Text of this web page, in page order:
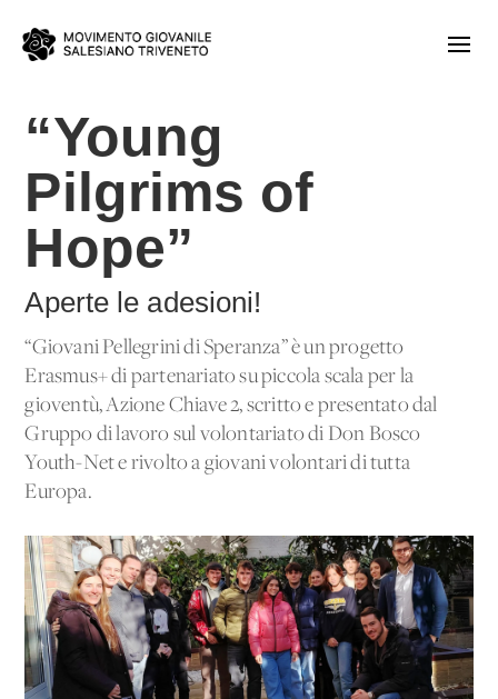
“Young
Pilgrims of
Hope”
Aperte le adesioni!
“Giovani Pellegrini di Speranza” è un progetto
Erasmus+ di partenariato su piccola scala per la
gioventù, Azione Chiave 2, scritto e presentato dal
Gruppo di lavoro sul volontariato di Don Bosco
Youth-Net e rivolto a giovani volontari di tutta
Europa.